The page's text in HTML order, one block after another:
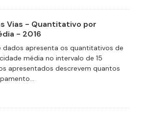
Vias - Quantitativo por
- 2016
dados apresenta os quantitativos de
média no intervalo de 15
apresentados descrevem quantos